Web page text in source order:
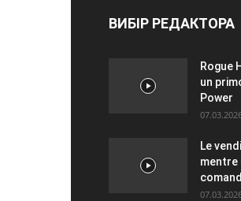
ВИБІР РЕДАКТОРА
Rogue
un
Power
Le
mentre